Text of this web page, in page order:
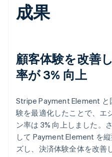
成果
顧客体験を改善
率が 3% 向上
Stripe Payment Element
験を最適化したことで、エ
ン率は 3% 向上しました。
して Payment Element を
ズし、決済体験全体を改善